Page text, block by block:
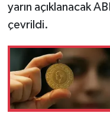
yarın açıklanacak
çevrildi.